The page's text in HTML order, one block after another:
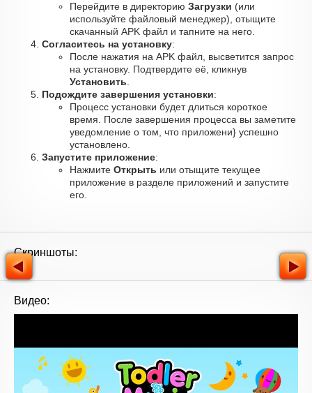
Перейдите в директорию Загрузки (или
используйте файловый менеджер), отыщите
скачанный APK файл и тапните на него.
Согласитесь на установку:
После нажатия на APK файл, высветится запрос
на установку. Подтвердите её, кликнув
Установить
Подождите завершения установки:
Процесс установки будет длиться короткое
время. После завершения процесса вы заметите
уведомление о том, что приложени} успешно
установлено.
Запустите приложение:
Нажмите Открыть или отыщите текущее
приложение в разделе приложений и запустите
его.
Скриншоты:
Видео: